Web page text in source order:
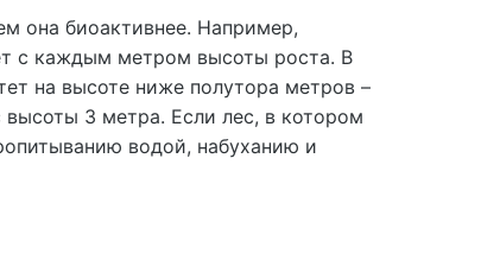
она биоактивнее. Например,
с каждым метром высоты роста. В
на высоте ниже полутора метров –
высоты 3 метра. Если лес, в котором
водой, набуханию и